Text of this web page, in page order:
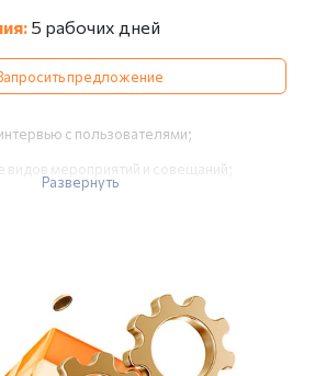
5 рабочих дней
предложение
с пользователями;
мероприятий и совещаний;
базы:
справочников «Организации»,
«Структура предприятия»;
Развернуть